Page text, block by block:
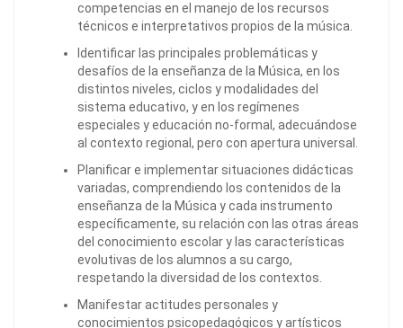
competencias en el manejo de los recursos
técnicos e interpretativos propios de la música.
Identificar las principales problemáticas y
desafíos de la enseñanza de la Música, en los
distintos niveles, ciclos y modalidades del
sistema educativo, y en los regímenes
especiales y educación no-formal, adecuándose
al contexto regional, pero con apertura universal.
Planificar e implementar situaciones didácticas
variadas, comprendiendo los contenidos de la
enseñanza de la Música y cada instrumento
específicamente, su relación con las otras áreas
del conocimiento escolar y las características
evolutivas de los alumnos a su cargo,
respetando la diversidad de los contextos.
Manifestar actitudes personales y
conocimientos psicopedagógicos y artísticos